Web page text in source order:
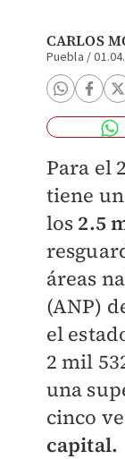
CARLOS
Puebla /
Para el
tiene
los 2.5
áreas
(ANP)
el
2 mil
una
cinco
capital.